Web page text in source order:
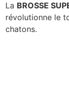
La BROSSE
révolutionne le
chatons.